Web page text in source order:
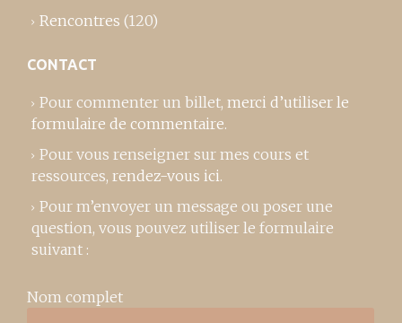
Rencontres (120)
CONTACT
Pour commenter un billet, merci d’utiliser le
formulaire de commentaire.
Pour vous renseigner sur mes cours et
ressources, rendez-vous ici.
Pour m’envoyer un message ou poser une
question, vous pouvez utiliser le formulaire
suivant :
Nom complet